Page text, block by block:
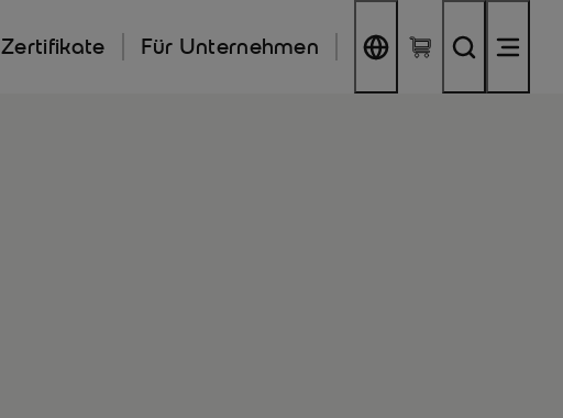
Zertifikate Für Unternehmen